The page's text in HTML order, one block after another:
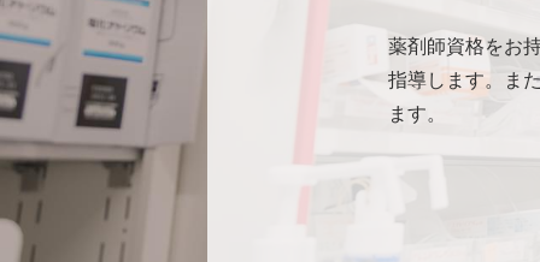
薬剤師資格をお
指導します。ま
ます。